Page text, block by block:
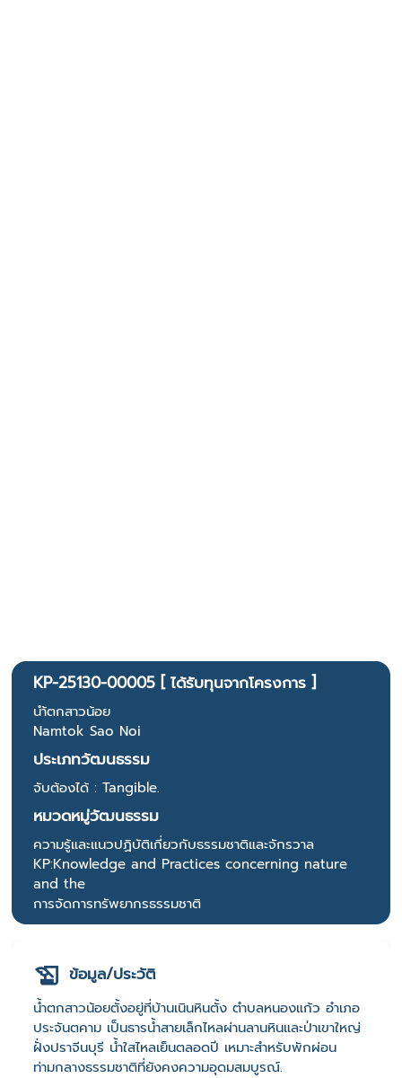
KP-25130-00005 [ ได้รับทุนจากโครงการ ]
นำ้ตกสาวน้อย
Namtok Sao Noi
ประเภทวัฒนธรรม
จับต้องได้ : Tangible.
หมวดหมู่วัฒนธรรม
ความรู้และแนวปฏิบัติเกี่ยวกับธรรมชาติและจักรวาล
KP:Knowledge and Practices concerning nature
and the
การจัดการทรัพยากรธรรมชาติ
ข้อมูล/ประวัติ
น้ำตกสาวน้อยตั้งอยู่ที่บ้านเนินหินตั้ง ตำบลหนองแก้ว อำเภอ
ประจันตคาม เป็นธารน้ำสายเล็กไหลผ่านลานหินและป่าเขาใหญ่
ฝั่งปราจีนบุรี น้ำใสไหลเย็นตลอดปี เหมาะสำหรับพักผ่อน
ท่ามกลางธรรมชาติที่ยังคงความอุดมสมบูรณ์.